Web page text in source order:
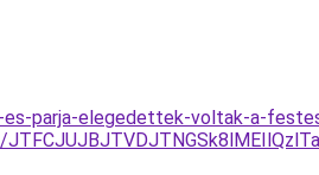
parja-elegedettek-voltak-a-